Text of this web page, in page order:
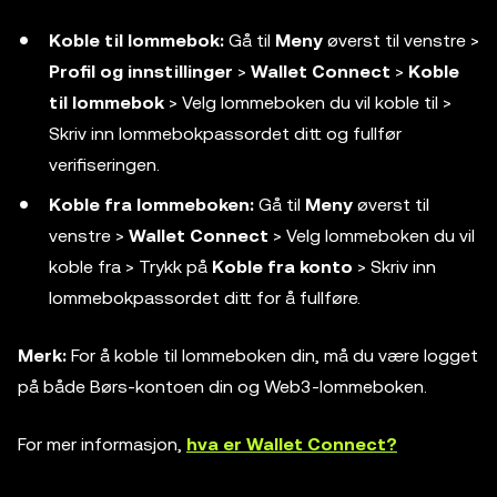
Koble til lommebok: Gå til Meny øverst til venstre >
Profil og innstillinger > Wallet Connect > Koble
til lommebok > Velg lommeboken du vil koble til >
Skriv inn lommebokpassordet ditt og fullfør
verifiseringen.
Koble fra lommeboken: Gå til Meny øverst til
venstre > Wallet Connect > Velg lommeboken du vil
koble fra > Trykk på Koble fra konto > Skriv inn
lommebokpassordet ditt for å fullføre.
Merk: For å koble til lommeboken din, må du være logget
på både Børs-kontoen din og Web3-lommeboken.
For mer informasjon, hva er Wallet Connect?